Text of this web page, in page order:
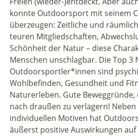
konnte Outdoorsport mit seinem
überzeugen: Zeitliche und
teuren Mitgliedschaften,
Schönheit der Natur – diese
Menschen unschlagbar. Die Top 3
Outdoorsportler*innen sind
Wohlbefinden, Gesundheit und
Naturerleben. Gute Beweggründe,
nach draußen zu verlagern! Neben
individuellen Motiven hat
äußerst positive Auswirkungen